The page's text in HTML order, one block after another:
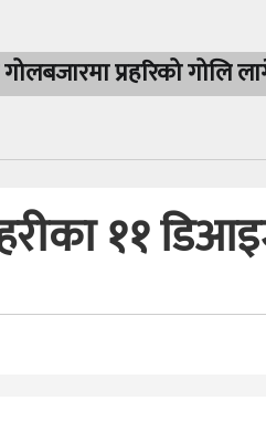
प्रहरिको गोलि
११